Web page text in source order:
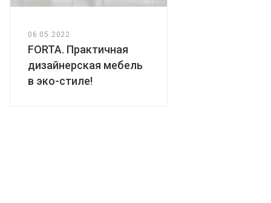
шкафу устойчивость на неровном полу.
06.05.2022
FORTA. Практичная
дизайнерская мебель
в эко-стиле!